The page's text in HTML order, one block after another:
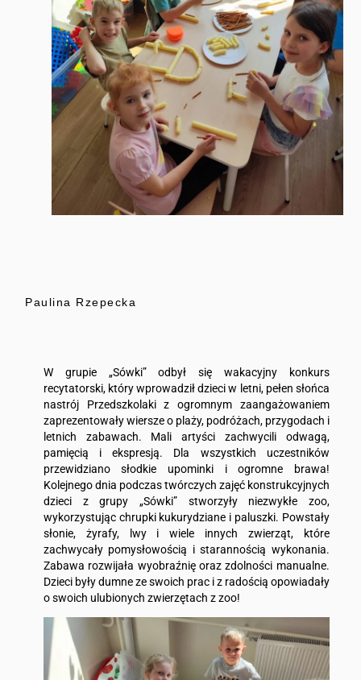
Paulina Rzepecka
W grupie „Sówki” odbył się wakacyjny konkurs
recytatorski, który wprowadził dzieci w letni, pełen słońca
nastrój Przedszkolaki z ogromnym zaangażowaniem
zaprezentowały wiersze o plaży, podróżach, przygodach i
letnich zabawach. Mali artyści zachwycili odwagą,
pamięcią i ekspresją. Dla wszystkich uczestników
przewidziano słodkie upominki i ogromne brawa!
Kolejnego dnia podczas twórczych zajęć konstrukcyjnych
dzieci z grupy „Sówki” stworzyły niezwykłe zoo,
wykorzystując chrupki kukurydziane i paluszki. Powstały
słonie, żyrafy, lwy i wiele innych zwierząt, które
zachwycały pomysłowością i starannością wykonania.
Zabawa rozwijała wyobraźnię oraz zdolności manualne.
Dzieci były dumne ze swoich prac i z radością opowiadały
o swoich ulubionych zwierzętach z zoo!